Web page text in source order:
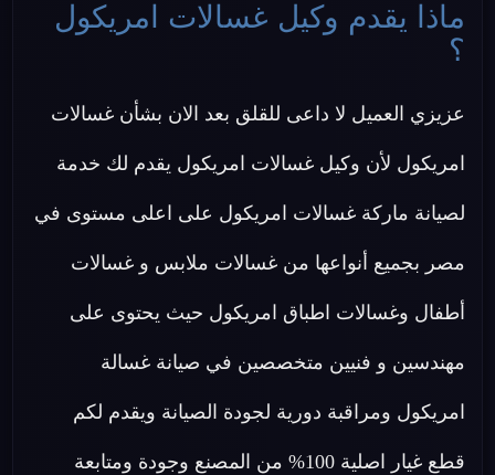
ماذا يقدم وكيل غسالات امريكول
؟
عزيزي العميل لا داعى للقلق بعد الان بشأن غسالات
امريكول لأن وكيل غسالات امريكول يقدم لك خدمة
لصيانة ماركة غسالات امريكول على اعلى مستوى في
مصر بجميع أنواعها من غسالات ملابس و غسالات
أطفال وغسالات اطباق امريكول حيث يحتوى على
مهندسين و فنيين متخصصين في صيانة غسالة
امريكول ومراقبة دورية لجودة الصيانة ويقدم لكم
قطع غيار اصلية 100% من المصنع وجودة ومتابعة